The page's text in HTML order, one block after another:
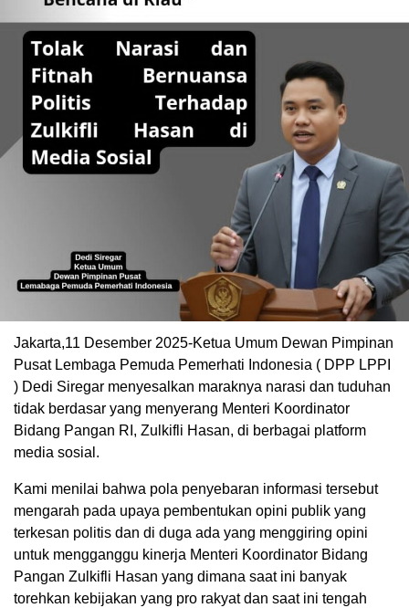
Jakarta,11 Desember 2025-Ketua Umum Dewan Pimpinan
Pusat Lembaga Pemuda Pemerhati Indonesia ( DPP LPPI
) Dedi Siregar menyesalkan maraknya narasi dan tuduhan
tidak berdasar yang menyerang Menteri Koordinator
Bidang Pangan RI, Zulkifli Hasan, di berbagai platform
media sosial.
Kami menilai bahwa pola penyebaran informasi tersebut
mengarah pada upaya pembentukan opini publik yang
terkesan politis dan di duga ada yang menggiring opini
untuk mengganggu kinerja Menteri Koordinator Bidang
Pangan Zulkifli Hasan yang dimana saat ini banyak
torehkan kebijakan yang pro rakyat dan saat ini tengah